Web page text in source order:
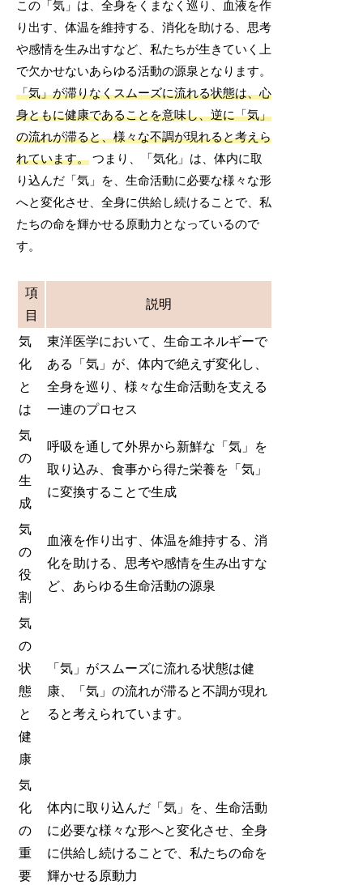
この「気」は、全身をくまなく巡り、血液を作
り出す、体温を維持する、消化を助ける、思考
や感情を生み出すなど、私たちが生きていく上
で欠かせないあらゆる活動の源泉となります。
「気」が滞りなくスムーズに流れる状態は、心
身ともに健康であることを意味し、逆に「気」
の流れが滞ると、様々な不調が現れると考えら
れています。 つまり、「気化」は、体内に取
り込んだ「気」を、生命活動に必要な様々な形
へと変化させ、全身に供給し続けることで、私
たちの命を輝かせる原動力となっているので
す。
項
目
説明
気
化
と
は
東洋医学において、生命エネルギーで
ある「気」が、体内で絶えず変化し、
全身を巡り、様々な生命活動を支える
一連のプロセス
気
の
生
成
呼吸を通して外界から新鮮な「気」を
取り込み、食事から得た栄養を「気」
に変換することで生成
気
の
役
割
血液を作り出す、体温を維持する、消
化を助ける、思考や感情を生み出すな
ど、あらゆる生命活動の源泉
気
の
状
態
と
健
康
「気」がスムーズに流れる状態は健
康、「気」の流れが滞ると不調が現れ
ると考えられています。
気
化
の
重
要
体内に取り込んだ「気」を、生命活動
に必要な様々な形へと変化させ、全身
に供給し続けることで、私たちの命を
輝かせる原動力